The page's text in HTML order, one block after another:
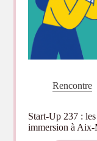
Rencontre
Start-Up 237 :
immersion à Aix-